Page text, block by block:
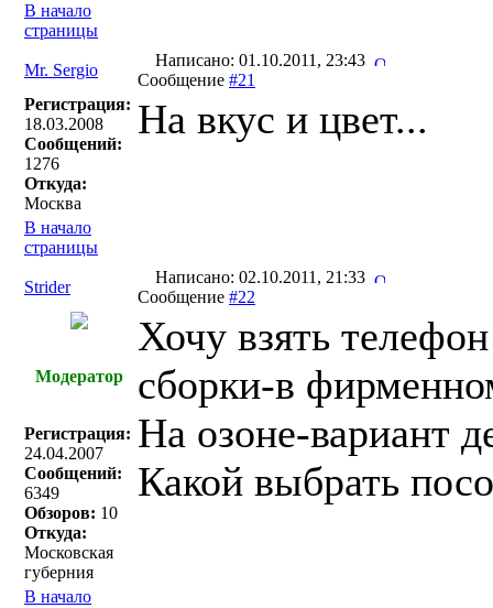
В начало
страницы
Mr. Sergio
Написано: 01.10.2011, 23:43
Сообщение #21
Регистрация:
18.03.2008
Сообщений:
1276
Откуда:
Москва
На вкус и цвет...
В начало
страницы
Strider
Написано: 02.10.2011, 21:33
Сообщение #22
Модератор
Регистрация:
24.04.2007
Сообщений:
6349
Обзоров: 10
Откуда:
Московская
губерния
Хочу взять
сборки-в
На озоне-вариант
Какой выбрать
В начало